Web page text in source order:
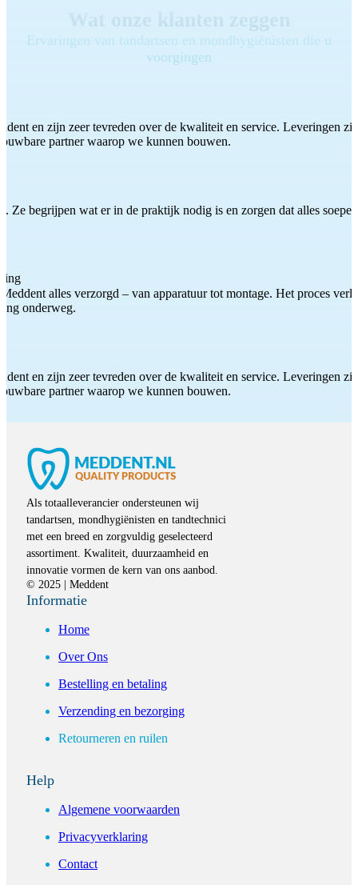
Ervaringen van tandartsen en mondhygiënisten die u
voorgingen
en zijn zeer tevreden over de kwaliteit en service. Leveringen
partner waarop we kunnen bouwen.
Ze begrijpen wat er in de praktijk nodig is en zorgen dat alles
alles verzorgd – van apparatuur tot montage. Het proces
onderweg.
en zijn zeer tevreden over de kwaliteit en service. Leveringen
partner waarop we kunnen bouwen.
Als totaalleverancier ondersteunen wij
tandartsen, mondhygiënisten en tandtechnici
met een breed en zorgvuldig geselecteerd
assortiment. Kwaliteit, duurzaamheid en
innovatie vormen de kern van ons aanbod.
© 2025 | Meddent
Informatie
Home
Over Ons
Bestelling en betaling
Verzending en bezorging
Retourneren en ruilen
Help
Algemene voorwaarden
Privacyverklaring
Contact